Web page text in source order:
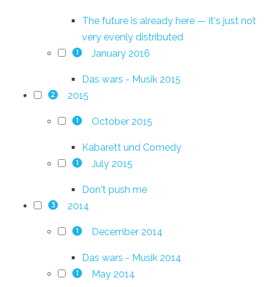
The future is already here — it's just not
very evenly distributed
1 January 2016
Das wars - Musik 2015
2 2015
1 October 2015
Kabarett und Comedy
1 July 2015
Don't push me
3 2014
1 December 2014
Das wars - Musik 2014
1 May 2014